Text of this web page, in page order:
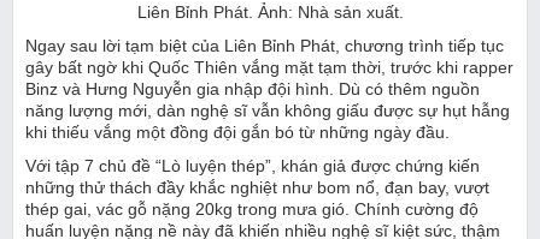
Liên Bỉnh Phát. Ảnh: Nhà sản xuất.
Ngay sau lời tạm biệt của Liên Bỉnh Phát, chương trình tiếp tục
gây bất ngờ khi Quốc Thiên vắng mặt tạm thời, trước khi rapper
Binz và Hưng Nguyễn gia nhập đội hình. Dù có thêm nguồn
năng lượng mới, dàn nghệ sĩ vẫn không giấu được sự hụt hẫng
khi thiếu vắng một đồng đội gắn bó từ những ngày đầu.
Với tập 7 chủ đề “Lò luyện thép”, khán giả được chứng kiến
những thử thách đầy khắc nghiệt như bom nổ, đạn bay, vượt
thép gai, vác gỗ nặng 20kg trong mưa gió. Chính cường độ
huấn luyện nặng nề này đã khiến nhiều nghệ sĩ kiệt sức, thậm